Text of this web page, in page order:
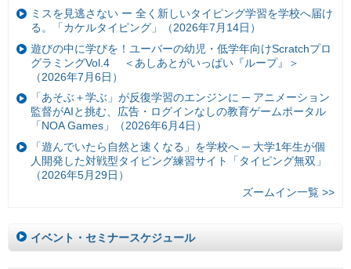
ミスを見逃さない ー 全く新しいタイピング学習を学校へ届け
る。「カケルタイピング」（2026年7月14日）
遊びの中に学びを！ユーバーの幼児・低学年向けScratchプロ
グラミングVol.4 ＜あしあとがいっぱい『ループ』＞
（2026年7月6日）
「あそぶ＋学ぶ」が反復学習のエンジンに ─ アニメーション
監督がAIと挑む、広告・ログインなしの教育ゲームポータル
「NOA Games」（2026年6月4日）
「遊んでいたら自然と速くなる」を学校へ ─ 大学1年生が個
人開発した対戦型タイピング練習サイト「タイピング無双」
（2026年5月29日）
ズームイン一覧 >>
イベント・セミナースケジュール